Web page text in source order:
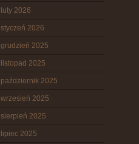
luty 2026
styczeń 2026
grudzień 2025
listopad 2025
październik 2025
wrzesień 2025
sierpień 2025
lipiec 2025